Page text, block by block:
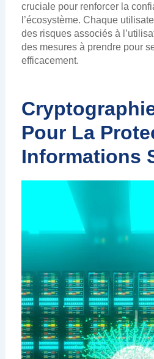
cruciale pour renforcer la
l’écosystème. Chaque
des risques associés à
des mesures à prendre pour
efficacement.
Pour La
Informations